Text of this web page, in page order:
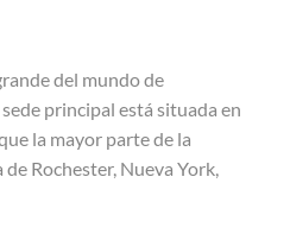
del mundo de
principal está situada en
la mayor parte de la
Rochester, Nueva York,